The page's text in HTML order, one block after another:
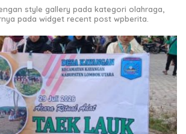
style gallery pada kategori olahraga,
pada widget recent post wpberita.